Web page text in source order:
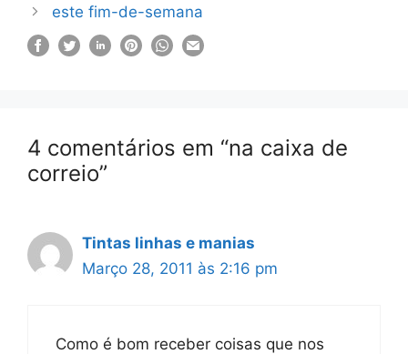
este fim-de-semana
4 comentários em “na caixa de
correio”
Tintas linhas e manias
Março 28, 2011 às 2:16 pm
Como é bom receber coisas que nos